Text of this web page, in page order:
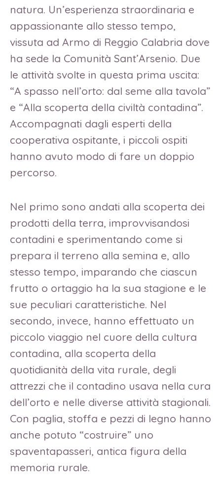
natura. Un’esperienza straordinaria e
appassionante allo stesso tempo,
vissuta ad Armo di Reggio Calabria dove
ha sede la Comunità Sant’Arsenio. Due
le attività svolte in questa prima uscita:
“A spasso nell’orto: dal seme alla tavola”
e “Alla scoperta della civiltà contadina”.
Accompagnati dagli esperti della
cooperativa ospitante, i piccoli ospiti
hanno avuto modo di fare un doppio
percorso.
Nel primo sono andati alla scoperta dei
prodotti della terra, improvvisandosi
contadini e sperimentando come si
prepara il terreno alla semina e, allo
stesso tempo, imparando che ciascun
frutto o ortaggio ha la sua stagione e le
sue peculiari caratteristiche. Nel
secondo, invece, hanno effettuato un
piccolo viaggio nel cuore della cultura
contadina, alla scoperta della
quotidianità della vita rurale, degli
attrezzi che il contadino usava nella cura
dell’orto e nelle diverse attività stagionali.
Con paglia, stoffa e pezzi di legno hanno
anche potuto “costruire” uno
spaventapasseri, antica figura della
memoria rurale.